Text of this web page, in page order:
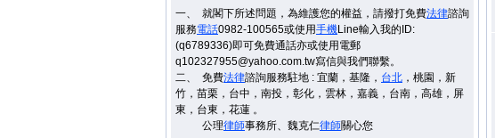
一、 就閣下所述問題，為維護您的權益， 請撥打免費法律諮詢
服務電話0982-100565或使用手機Line輸入我的ID:
(q6789336)即可免費通話亦或使用電郵
q102327955@yahoo.com.tw寫信與我們聯繫。
二、 免費法律諮詢服務駐地 : 宜蘭，基隆， 台北 ，桃園，新
竹，苗栗，台中，南投，彰化，雲林，嘉義，台南，高雄，屏
東， 台東，花蓮 。
公理律師事務所、魏克仁律師關心您